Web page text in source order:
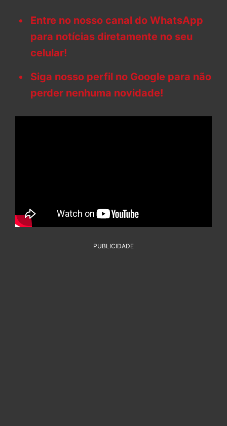
Entre no nosso canal do WhatsApp
para notícias diretamente no seu
celular!
Siga nosso perfil no Google para não
perder nenhuma novidade!
PUBLICIDADE